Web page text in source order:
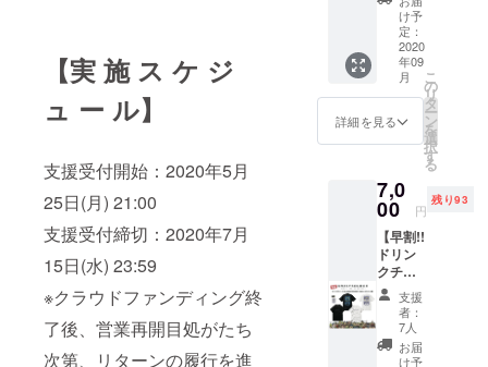
【実 施 ス ケ ジ
ュ ー ル】
支援受付開始：2020年5月
25日(月) 21:00
支援受付締切：2020年7月
15日(水) 23:59
※クラウドファンディング終
了後、営業再開目処がたち
次第、リターンの履行を進
ネーム)
を備考
欄へご
記入く
ださ
掲載不
要の方
【不
要】と
ご記入
くださ
い
テッ
カー1
枚。 ●
壁面ポ
スター
へのお
名前掲
はお名
前(又は
ニック
ネーム)
を備考
欄へご
記入く
ださ
い。 ※
掲載不
(BLAC
K or
WHITE)
1枚。
・サイ
ズ：M /
L / XL /
ケット3
枚。 有
効期限
は営業
再開か
ら6ヶ月
以内。
HEDWi
NGス
テッ
シャツ
＋ス
テッ
カー1枚
支援】
限定100
枚 8000
円 →
7000円
ドリン
クチ
ケット
(1枚)＋
Tシャツ
(1枚)＋
ステッ
カー1枚
。 ● T
シャツ
(BLAC
け予
定：
2020
年09
月
詳細を見る
こ
の
リ
タ
ー
ン
を
選
択
す
る
7,0
00 円
残り93
【早割!!
ドリン
クチ
ケット
(3枚)＋
GRAVY
SOURC
E Tシャ
支援
者：
7人
お届
け予